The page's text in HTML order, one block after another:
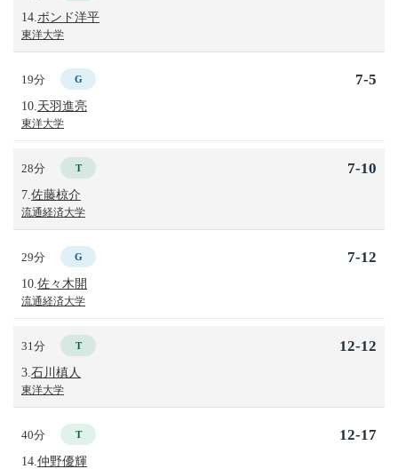
14. ボンド洋平
東洋大学
19分 G
10. 天羽進亮
東洋大学
7-5
28分 T
7. 佐藤椋介
流通経済大学
7-10
29分 G
10. 佐々木開
流通経済大学
7-12
31分 T
3. 石川槙人
東洋大学
12-12
40分 T
14. 仲野優輝
12-17